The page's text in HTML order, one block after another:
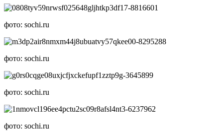
фото: sochi.ru
фото: sochi.ru
фото: sochi.ru
фото: sochi.ru